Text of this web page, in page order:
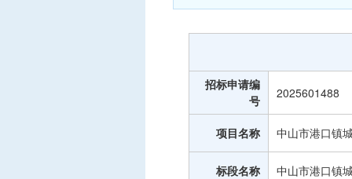
评标结果公示
项目公告
招投标公开信息
招标申请编
号
2025601488
项目名称 中山市港口镇
标段名称 中山市港口镇